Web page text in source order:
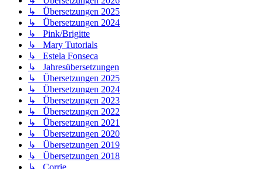
↳ Übersetzungen 2025
↳ Übersetzungen 2024
↳ Pink/Brigitte
↳ Mary Tutorials
↳ Estela Fonseca
↳ Jahresübersetzungen
↳ Übersetzungen 2025
↳ Übersetzungen 2024
↳ Übersetzungen 2023
↳ Übersetzungen 2022
↳ Übersetzungen 2021
↳ Übersetzungen 2020
↳ Übersetzungen 2019
↳ Übersetzungen 2018
↳ Corrie